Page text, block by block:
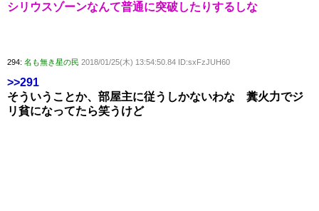
シリウスゾーンなんて普通に突破したりするしな
294: 名も無き星の民 2018/01/25(木) 13:54:50.84 ID:sxFzJUH60
>>291
そういうことか、部屋主に従うしかないわな 糞火力でジ
リ貧になってたら笑うけど